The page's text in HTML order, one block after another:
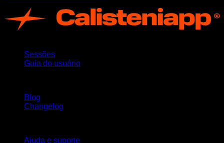
Sessões
Guia do usuário
Blog
Changelog
Ajuda e suporte